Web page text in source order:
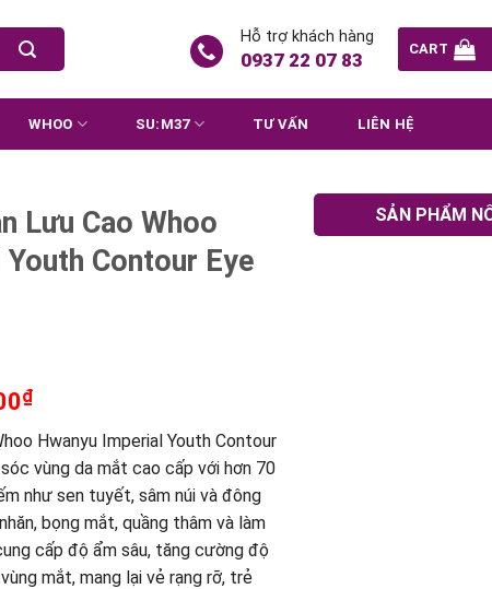
Hỗ trợ khách hàng
0937 22 07 83 CART
WHOO SU:M37 TƯ VẤN LIÊN HỆ
Lưu Cao Whoo
Contour Eye
₫
Hwanyu Imperial Youth Contour
vùng da mắt cao cấp với hơn 70
như sen tuyết, sâm núi và đông
bọng mắt, quầng thâm và làm
cấp độ ẩm sâu, tăng cường độ
mắt, mang lại vẻ rạng rỡ, trẻ
SẢN PHẨM